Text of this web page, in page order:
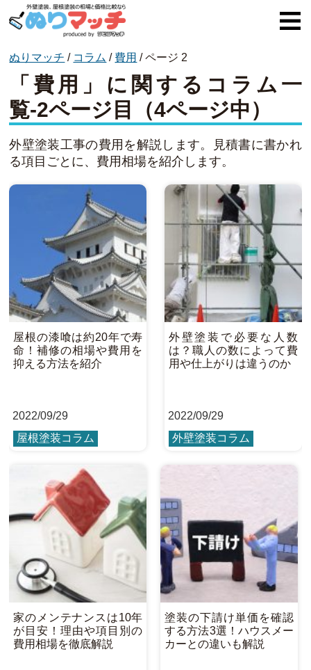
オススメ企業
外壁塗装
屋根塗装
ぬりマッチ / コラム / 費用 /ページ 2
「費用」に関するコラム一
覧-2ページ目（4ページ中）
外壁塗装工事の費用を解説します。見積書に書かれ
る項目ごとに、費用相場を紹介します。
屋根の漆喰は約20年で寿
命！補修の相場や費用を
抑える方法を紹介
2022/09/29
屋根塗装コラム
外壁塗装で必要な人数
は？職人の数によって費
用や仕上がりは違うのか
2022/09/29
外壁塗装コラム
家のメンテナンスは10年
が目安！理由や項目別の
費用相場を徹底解説
塗装の下請け単価を確認
する方法3選！ハウスメー
カーとの違いも解説